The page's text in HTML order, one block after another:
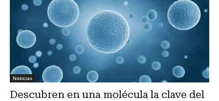
Noticias
Descubren en una molécula la clave del